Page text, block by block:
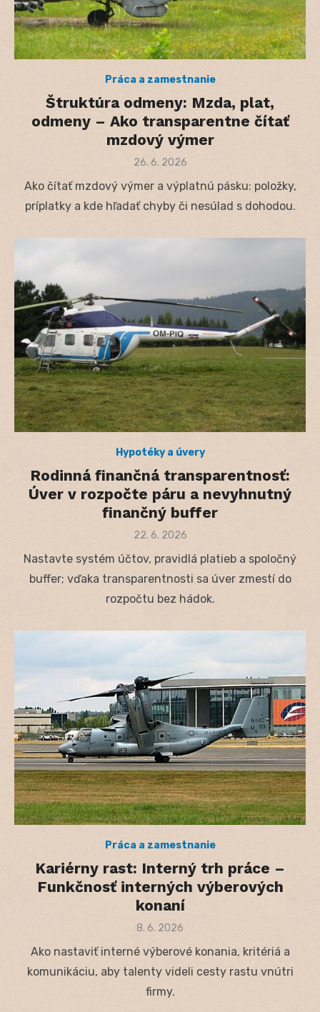
Práca a zamestnanie
Štruktúra odmeny: Mzda, plat,
odmeny – Ako transparentne čítať
mzdový výmer
Posted
26. 6. 2026
Ako čítať mzdový výmer a výplatnú pásku: položky,
príplatky a kde hľadať chyby či nesúlad s dohodou.
Hypotéky a úvery
Rodinná finančná transparentnosť:
Úver v rozpočte páru a nevyhnutný
finančný buffer
Posted
22. 6. 2026
Nastavte systém účtov, pravidlá platieb a spoločný
buffer; vďaka transparentnosti sa úver zmestí do
rozpočtu bez hádok.
Práca a zamestnanie
Kariérny rast: Interný trh práce –
Funkčnosť interných výberových
konaní
Posted
8. 6. 2026
Ako nastaviť interné výberové konania, kritériá a
komunikáciu, aby talenty videli cesty rastu vnútri
firmy.